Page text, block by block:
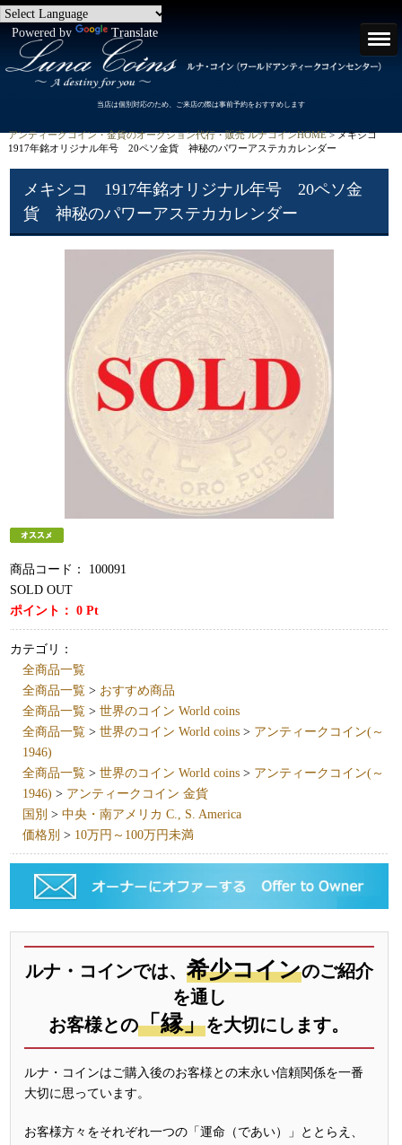
Powered by Translate
当店は個別対応のため、ご来店の際は事前予約をおすすめします
アンティークコイン・金貨のオークション代行・販売 ルナコインHOME> メキシコ
1917年銘オリジナル年号 20ペソ金貨 神秘のパワーアステカカレンダー
メキシコ 1917年銘オリジナル年号 20ペソ金
貨 神秘のパワーアステカカレンダー
商品コード：
100091
SOLD OUT
ポイント：0 Pt
カテゴリ：
全商品一覧
全商品一覧 > おすすめ商品
全商品一覧 >世界のコイン World coins
全商品一覧 >世界のコイン World coins > アンティークコイン(～
1946)
全商品一覧 >世界のコイン World coins > アンティークコイン(～
1946) > アンティークコイン 金貨
国別 >中央・南アメリカ C., S. America
価格別 > 10万円～100万円未満
ルナ・コインでは、 希少コインのご紹介
を通し
お客様との「縁」を大切にします。
ルナ・コインはご購入後のお客様との末永い信頼関係を一番
大切に思っています。
お客様方々をそれぞれ一つの「運命（であい）」ととらえ、